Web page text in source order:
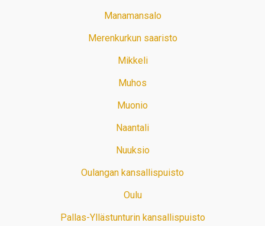
Manamansalo
Merenkurkun saaristo
Mikkeli
Muhos
Muonio
Naantali
Nuuksio
Oulangan kansallispuisto
Oulu
Pallas-Yllästunturin kansallispuisto